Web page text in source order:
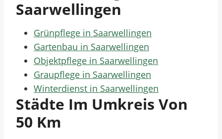
Saarwellingen
Grünpflege in Saarwellingen
Gartenbau in Saarwellingen
Objektpflege in Saarwellingen
Graupflege in Saarwellingen
Winterdienst in Saarwellingen
Städte Im Umkreis Von
50 Km